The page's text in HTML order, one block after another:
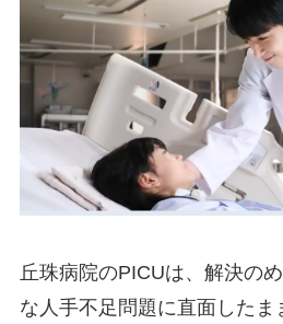
丘珠病院のPICUは、解決の
な人手不足問題に直面したま